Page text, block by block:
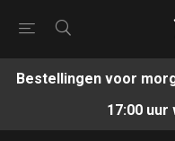
Bestellingen voor
17:00